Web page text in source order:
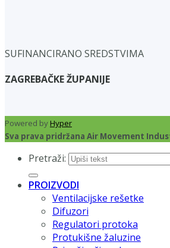
SUFINANCIRANO SREDSTVIMA
ZAGREBAČKE ŽUPANIJE
Powered byHyper
Sva prava pridržana Air Movement
Pretraži:
PROIZVODI
Ventilacijske rešetke
Difuzori
Regulatori protoka
Protukišne žaluzine